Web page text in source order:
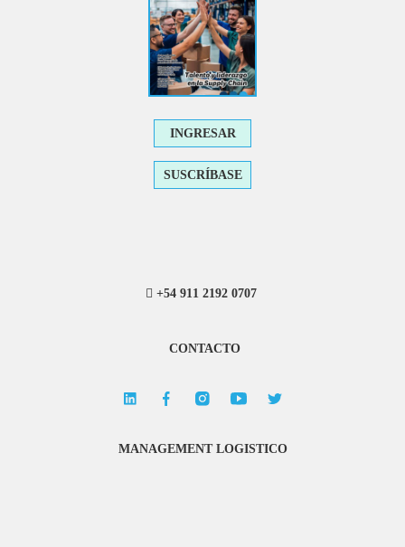
INGRESAR
SUSCRÍBASE
+54 911 2192 0707
CONTACTO
MANAGEMENT LOGISTICO